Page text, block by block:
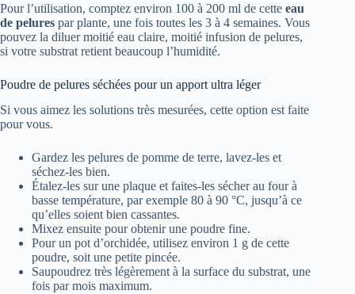
Pour l’utilisation, comptez environ 100 à 200 ml de cette eau
de pelures par plante, une fois toutes les 3 à 4 semaines. Vous
pouvez la diluer moitié eau claire, moitié infusion de pelures,
si votre substrat retient beaucoup l’humidité.
Poudre de pelures séchées pour un apport ultra léger
Si vous aimez les solutions très mesurées, cette option est faite
pour vous.
Gardez les pelures de pomme de terre, lavez-les et
séchez-les bien.
Étalez-les sur une plaque et faites-les sécher au four à
basse température, par exemple 80 à 90 °C, jusqu’à ce
qu’elles soient bien cassantes.
Mixez ensuite pour obtenir une poudre fine.
Pour un pot d’orchidée, utilisez environ 1 g de cette
poudre, soit une petite pincée.
Saupoudrez très légèrement à la surface du substrat, une
fois par mois maximum.